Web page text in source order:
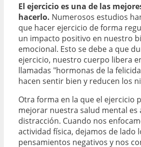
El ejercicio es una de las
hacerlo. Numerosos estudios
que hacer ejercicio de forma
un impacto positivo en nuestro
emocional. Esto se debe a que
ejercicio, nuestro cuerpo libera
llamadas "hormonas de la
hacen sentir bien y reducen los
Otra forma en la que el ejercicio
mejorar nuestra salud mental es
distracción. Cuando nos
actividad física, dejamos de lado
pensamientos negativos y nos